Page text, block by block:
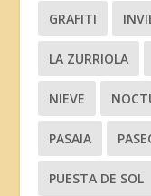
GRAFITI
LA ZURRIOLA
NIEVE
PASAIA
PUESTA DE SOL